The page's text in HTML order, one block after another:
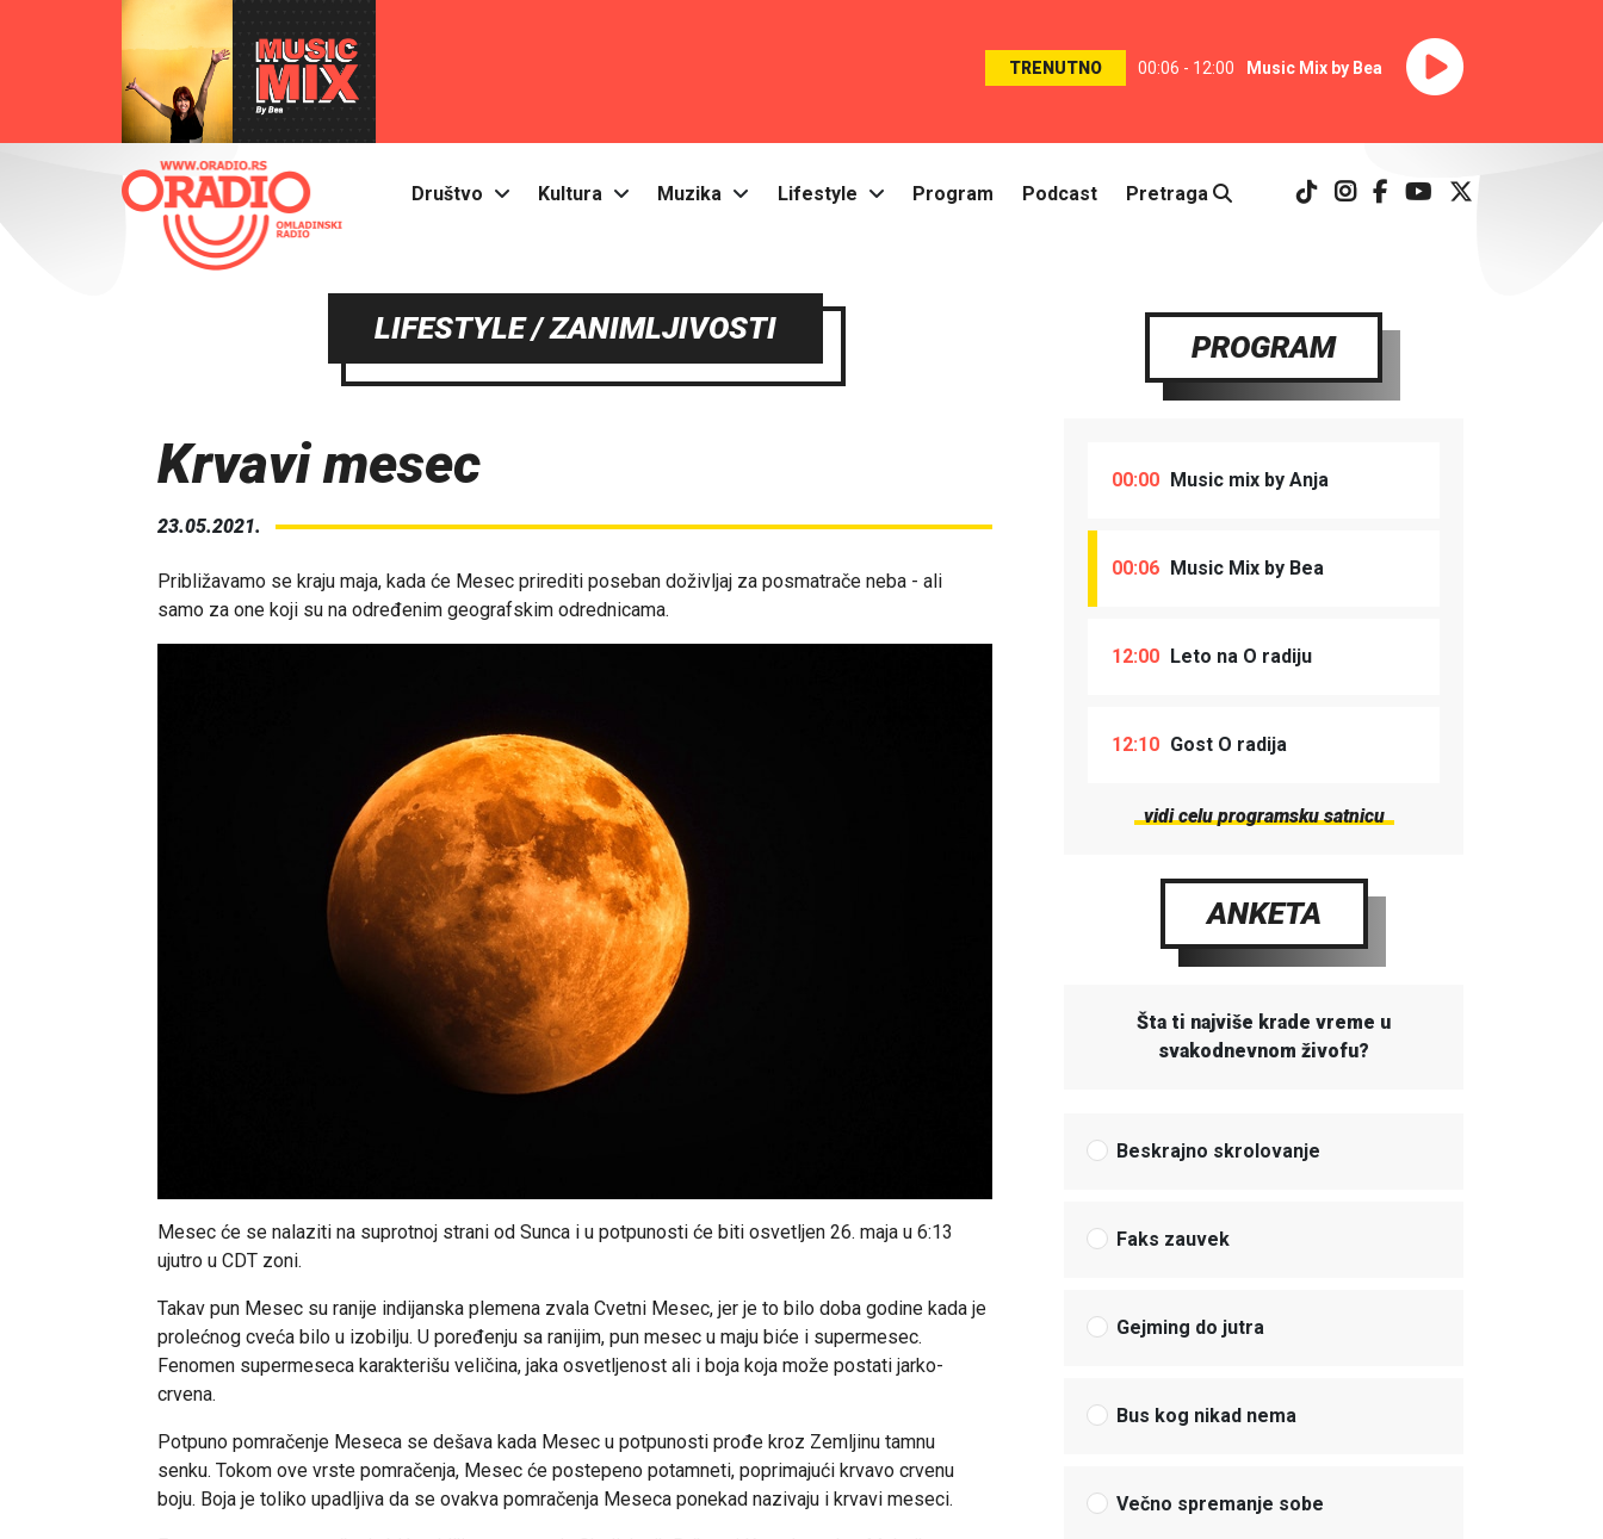
TRENUTNO 00:06 - 12:00 Music Mix by Bea
Društvo Kultura Muzika Lifestyle Program Podcast Pretraga
LIFESTYLE / ZANIMLJIVOSTI
Krvavi mesec
23.05.2021.
Približavamo se kraju maja, kada će Mesec prirediti poseban doživljaj za posmatrače neba - ali
samo za one koji su na određenim geografskim odrednicama.
Mesec će se nalaziti na suprotnoj strani od Sunca i u potpunosti će biti osvetljen 26. maja u 6:13
ujutro u CDT zoni.
Takav pun Mesec su ranije indijanska plemena zvala Cvetni Mesec, jer je to bilo doba godine kada je
prolećnog cveća bilo u izobilju. U poređenju sa ranijim, pun mesec u maju biće i supermesec.
Fenomen supermeseca karakterišu veličina, jaka osvetljenost ali i boja koja može postati jarko-
crvena.
Potpuno pomračenje Meseca se dešava kada Mesec u potpunosti prođe kroz Zemljinu tamnu
senku. Tokom ove vrste pomračenja, Mesec će postepeno potamneti, poprimajući krvavo crvenu
boju. Boja je toliko upadljiva da se ovakva pomračenja Meseca ponekad nazivaju i krvavi meseci.
PROGRAM
00:00 Music mix by Anja
00:06 Music Mix by Bea
12:00 Leto na O radiju
12:10 Gost O radija
vidi celu programsku satnicu
ANKETA
Šta ti najviše krade vreme u
svakodnevnom živofu?
Beskrajno skrolovanje
Faks zauvek
Gejming do jutra
Bus kog nikad nema
Večno spremanje sobe